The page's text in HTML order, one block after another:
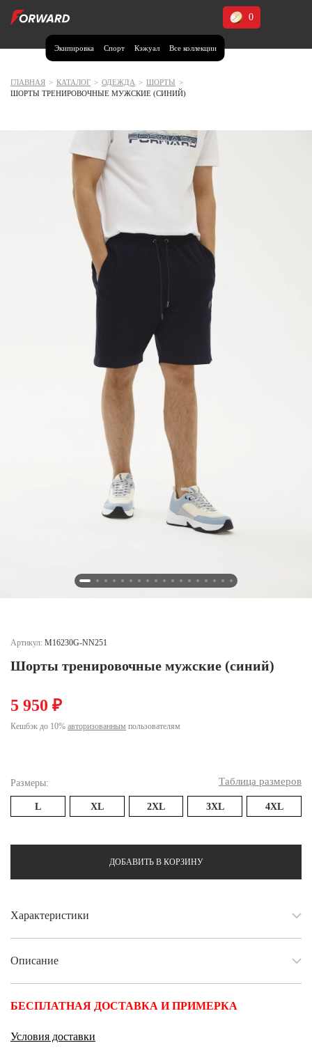
Экипировка Спорт Кэжуал Все коллекции
0
Москва и МО
Калининградская область (1)
Кемеровская область (2)
Краснодарский край (5)
Красноярский край (5)
Нижегородская область (1)
Республика Башкортостан (3)
Тульская область (1)
Тюменская область (3)
ГЛАВНАЯ > КАТАЛОГ > ОДЕЖДА > ШОРТЫ >
ШОРТЫ ТРЕНИРОВОЧНЫЕ МУЖСКИЕ (СИНИЙ)
Артикул: M16230G-NN251
Шорты тренировочные мужские (синий)
5 950 ₽
Кешбэк до 10% авторизованным пользователям
Размеры: Таблица размеров
L XL 2XL 3XL 4XL
ДОБАВИТЬ В КОРЗИНУ
Характеристики
Описание
БЕСПЛАТНАЯ ДОСТАВКА И ПРИМЕРКА
Условия доставки